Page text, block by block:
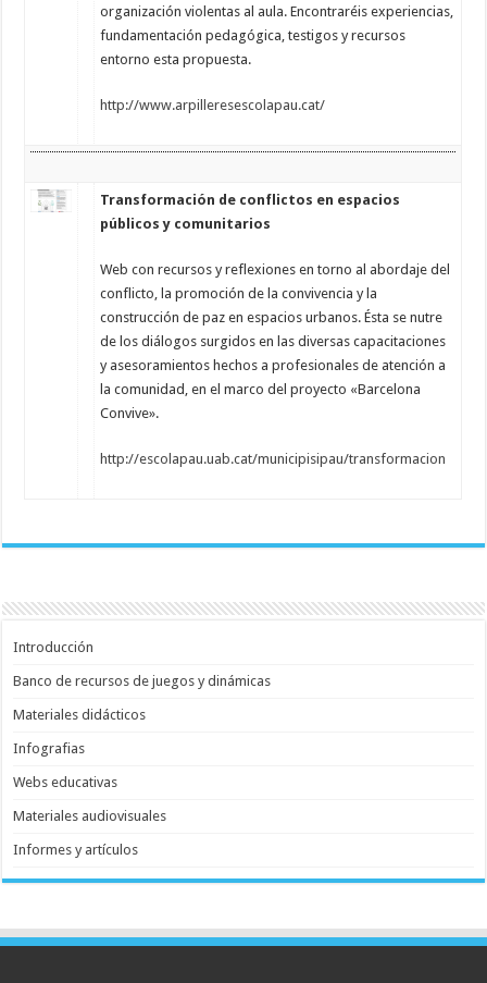
organización violentas al aula. Encontraréis experiencias,
fundamentación pedagógica, testigos y recursos
entorno esta propuesta.
http://www.arpilleresescolapau.cat/
Transformación de conflictos en espacios
públicos y comunitarios
Web con recursos y reflexiones en torno al abordaje del
conflicto, la promoción de la convivencia y la
construcción de paz en espacios urbanos. Ésta se nutre
de los diálogos surgidos en las diversas capacitaciones
y asesoramientos hechos a profesionales de atención a
la comunidad, en el marco del proyecto «Barcelona
Convive».
http://escolapau.uab.cat/municipisipau/transformacion
Introducción
Banco de recursos de juegos y dinámicas
Materiales didácticos
Infografias
Webs educativas
Materiales audiovisuales
Informes y artículos